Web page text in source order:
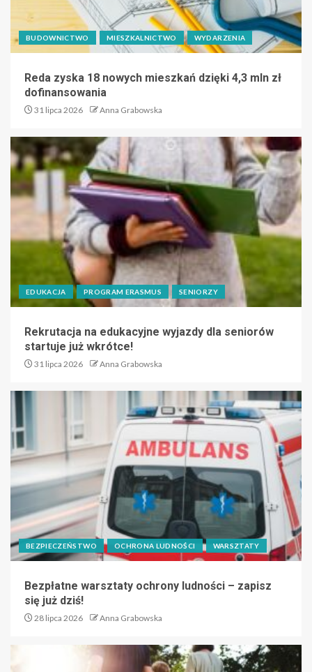
BUDOWNICTWO MIESZKALNICTWO WYDARZENIA
Reda zyska 18 nowych mieszkań dzięki 4,3 mln zł
dofinansowania
31 lipca 2026 Anna Grabowska
EDUKACJA PROGRAM ERASMUS SENIORZY
Rekrutacja na edukacyjne wyjazdy dla seniorów
startuje już wkrótce!
31 lipca 2026 Anna Grabowska
BEZPIECZEŃSTWO OCHRONA LUDNOŚCI WARSZTATY
Bezpłatne warsztaty ochrony ludności – zapisz
się już dziś!
28 lipca 2026 Anna Grabowska